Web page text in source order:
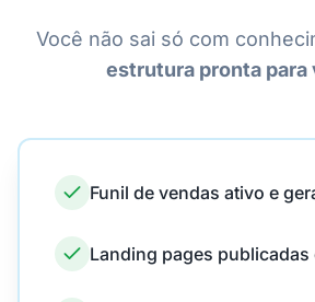
Você não sai só com
estrutura pronta para
Funil de vendas ativo e
Landing pages publicadas